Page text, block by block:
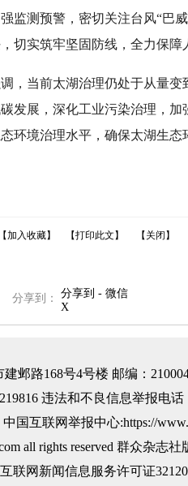
监测预警，密切关注台风“巴
切实筑牢坚固防线，全力保障
，当前太湖治理仍处于从量
发展，深化工业污染治理，
环境治理水平，确保太湖生态
【加入收藏】 【打印此文】 【关闭】
分享到：
分享到 - 微信
X
邺路168号4号楼 邮编：
违法和不良信息举报电话
中国互联网举报中心:https://
all rights reserved 群众杂志
互联网新闻信息服务许可证